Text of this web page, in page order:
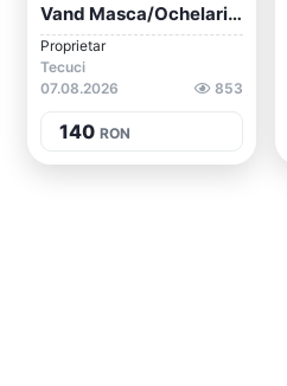
Vand Masca/ochelari Pentru Dormit Cu Cas...
Proprietar
Tecuci
07.08.2026
853
140 RON